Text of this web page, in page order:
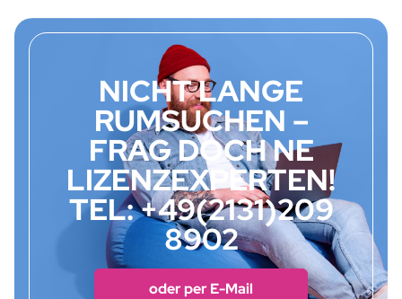
NICHT LANGE
RUMSUCHEN –
FRAG DOCH NE
LIZENZEXPERTEN!
TEL: +49(2131)209
8902
oder per E-Mail